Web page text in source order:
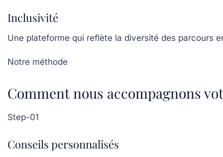
Inclusivité
Une plateforme qui reflète la diversité des parcours
Notre méthode
Comment nous accompagnons
Step-01
Conseils personnalisés